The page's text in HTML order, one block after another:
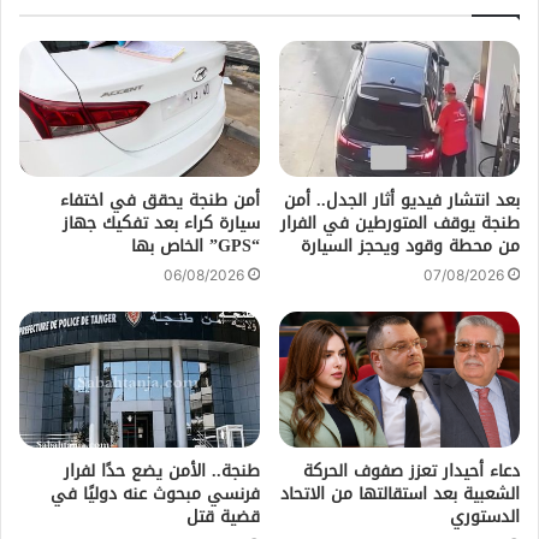
بعد انتشار فيديو أثار الجدل.. أمن
طنجة يوقف المتورطين في الفرار
من محطة وقود ويحجز السيارة
07/08/2026
أمن طنجة يحقق في اختفاء
سيارة كراء بعد تفكيك جهاز
“GPS” الخاص بها
06/08/2026
دعاء أحيدار تعزز صفوف الحركة
الشعبية بعد استقالتها من الاتحاد
الدستوري
طنجة.. الأمن يضع حدًا لفرار
فرنسي مبحوث عنه دوليًا في
قضية قتل